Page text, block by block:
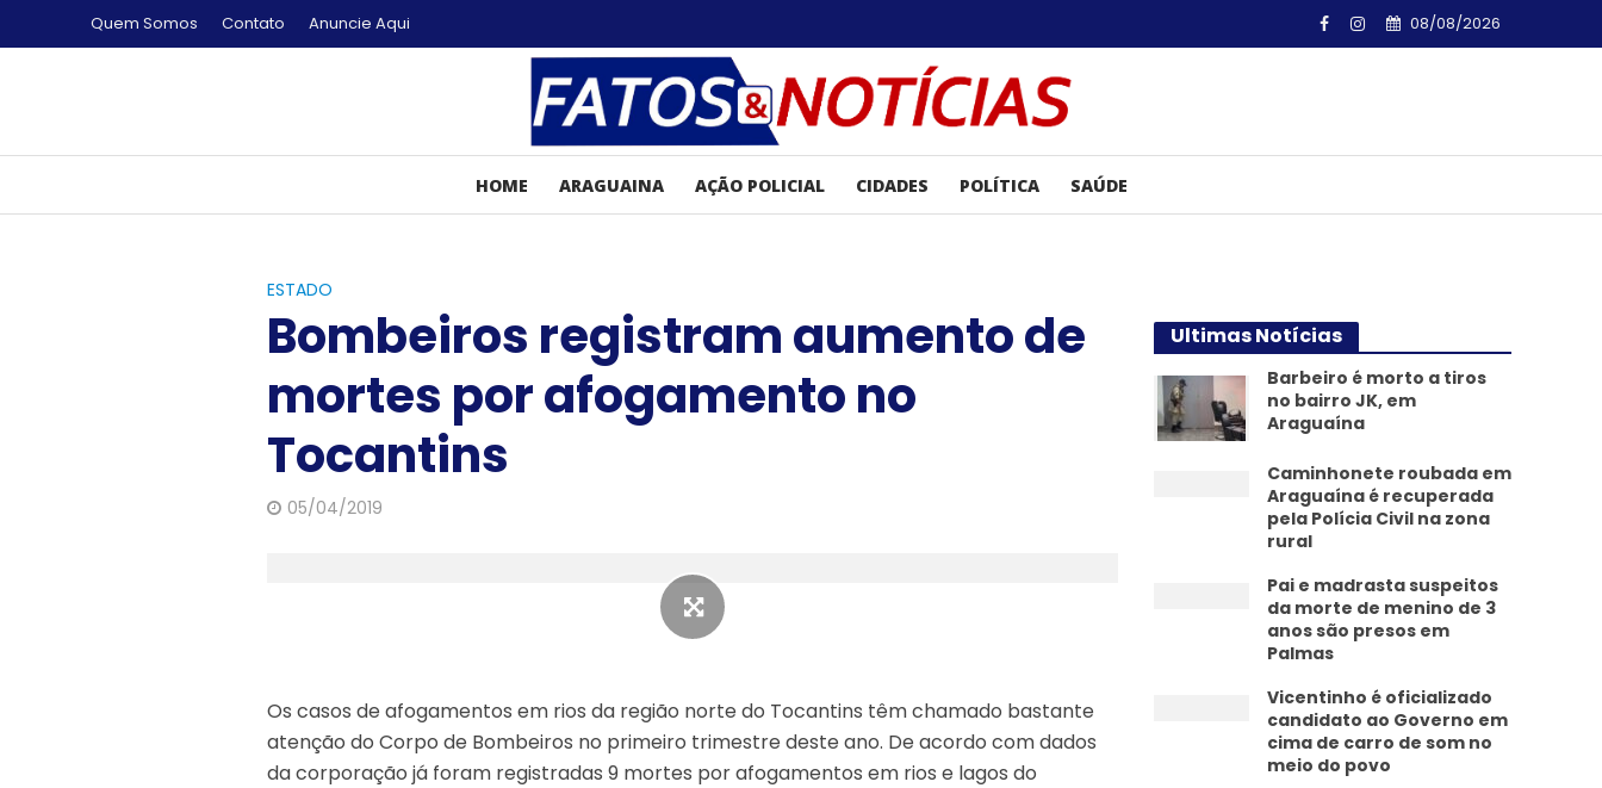
Quem Somos Contato Anuncie Aqui 08/08/2026
HOME ARAGUAINA AÇÃO POLICIAL CIDADES POLÍTICA SAÚDE
ESTADO
Bombeiros registram aumento de
mortes por afogamento no
Tocantins
05/04/2019
Os casos de afogamentos em rios da região norte do Tocantins têm chamado bastante
atenção do Corpo de Bombeiros no primeiro trimestre deste ano. De acordo com dados
da corporação já foram registradas 9 mortes por afogamentos em rios e lagos do
Ultimas Notícias
Barbeiro é morto a tiros
no bairro JK, em
Araguaína
Caminhonete roubada em
Araguaína é recuperada
pela Polícia Civil na zona
rural
Pai e madrasta suspeitos
da morte de menino de 3
anos são presos em
Palmas
Vicentinho é oficializado
candidato ao Governo em
cima de carro de som no
meio do povo